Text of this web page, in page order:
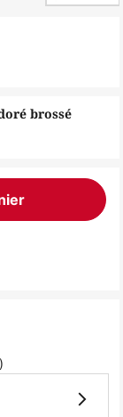
brossé